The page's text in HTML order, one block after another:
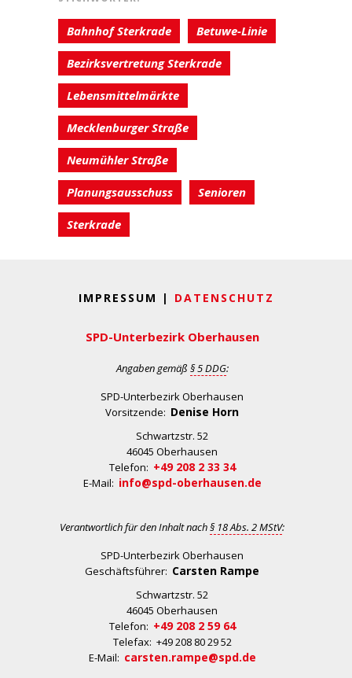
Bahnhof Sterkrade Betuwe-Linie
Bezirksvertretung Sterkrade
Lebensmittelmärkte
Mecklenburger Straße
Neumühler Straße
Planungsausschuss Senioren
Sterkrade
IMPRESSUM | DATENSCHUTZ
SPD-Unterbezirk Oberhausen
Angaben gemäß § 5 DDG:
SPD-Unterbezirk Oberhausen
Vorsitzende: Denise Horn
Schwartzstr. 52
46045 Oberhausen
Telefon: +49 208 2 33 34
E-Mail: info@spd-oberhausen.de
Verantwortlich für den Inhalt nach§ 18 Abs. 2 MStV:
SPD-Unterbezirk Oberhausen
Geschäftsführer: Carsten Rampe
Schwartzstr. 52
46045 Oberhausen
Telefon: +49 208 2 59 64
Telefax: +49 208 80 29 52
E-Mail: carsten.rampe@spd.de